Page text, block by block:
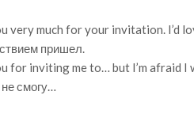
very much for your invitation. I’d
пришел.
for inviting me to… but I’m afraid I
смогу…